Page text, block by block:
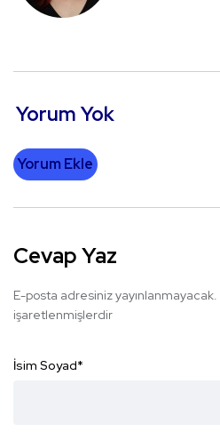
Yorum Yok
Yorum Ekle
Cevap Yaz
E-posta adresiniz yayınlanmayacak.
işaretlenmişlerdir
İsim Soyad*